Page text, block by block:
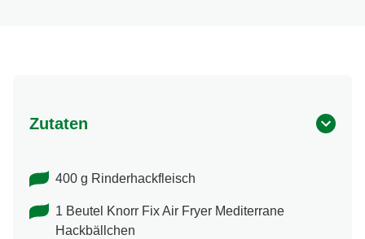
Zutaten
400 g Rinderhackfleisch
1 Beutel Knorr Fix Air Fryer Mediterrane
Hackbällchen